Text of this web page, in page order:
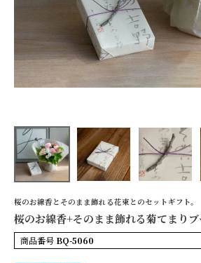
れる菊てまりブーケ
詳細を見る
花色で探す
シーンから探す
お供え 誕生日
桜のお線香とそのまま飾れる花束とのセットギフト。
桜のお線香+そのまま飾れる菊てまり
商品番号 BQ-5060